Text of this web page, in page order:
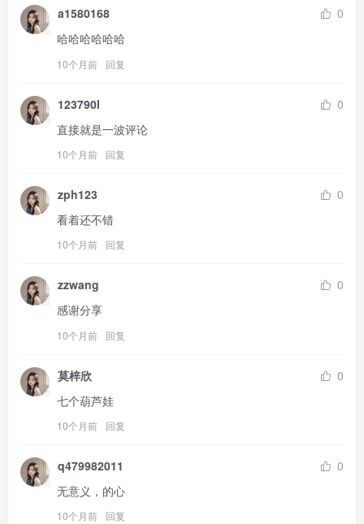
a1580168
0
哈哈哈哈哈哈
10个月前 回复
123790l
0
直接就是一波评论
10个月前 回复
zph123
0
看着还不错
10个月前 回复
zzwang
0
感谢分享
10个月前 回复
莫梓欣
0
七个葫芦娃
10个月前 回复
q479982011
0
无意义，的心
10个月前 回复